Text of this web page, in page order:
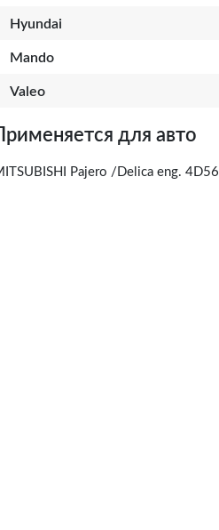
Hyundai
Mando
Valeo
Применяется для авто
Pajero /Delica eng. 4D56